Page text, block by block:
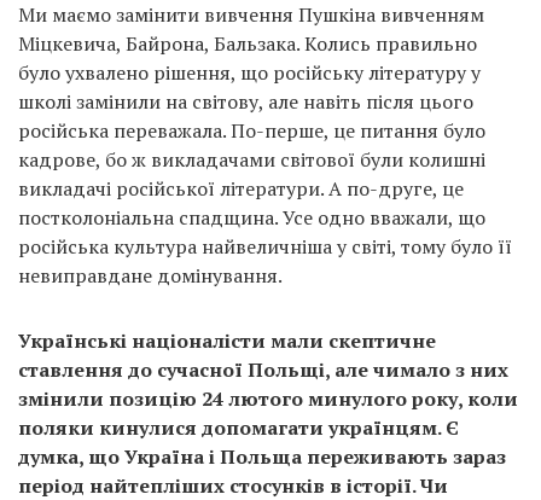
Ми маємо замінити вивчення Пушкіна вивченням
Міцкевича, Байрона, Бальзака. Колись правильно
було ухвалено рішення, що російську літературу у
школі замінили на світову, але навіть після цього
російська переважала. По-перше, це питання було
кадрове, бо ж викладачами світової були колишні
викладачі російської літератури. А по-друге, це
постколоніальна спадщина. Усе одно вважали, що
російська культура найвеличніша у світі, тому було її
невиправдане домінування.
Українські націоналісти мали скептичне
ставлення до сучасної Польщі, але чимало з них
змінили позицію 24 лютого минулого року, коли
поляки кинулися допомагати українцям. Є
думка, що Україна і Польща переживають зараз
період найтепліших стосунків в історії. Чи